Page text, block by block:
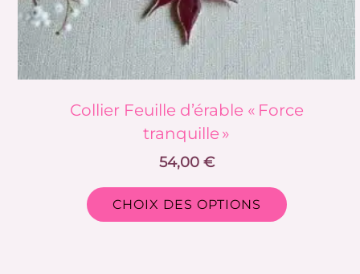
Collier Feuille d’érable « Force
tranquille »
54,00 €
CHOIX DES OPTIONS
la
page
du
produit